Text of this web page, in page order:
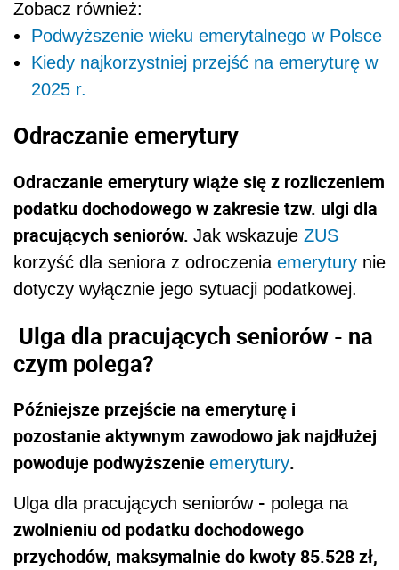
Zobacz również:
Podwyższenie wieku emerytalnego w Polsce
Kiedy najkorzystniej przejść na emeryturę w
2025 r.
Odraczanie emerytury
Odraczanie emerytury wiąże się z rozliczeniem
podatku dochodowego w zakresie tzw. ulgi dla
pracujących seniorów. Jak wskazuje ZUS
korzyść dla seniora z odroczenia emerytury nie
dotyczy wyłącznie jego sytuacji podatkowej.
Ulga dla pracujących seniorów - na
czym polega?
Późniejsze przejście na emeryturę i
pozostanie aktywnym zawodowo jak najdłużej
powoduje podwyższenie emerytury.
Ulga dla pracujących seniorów - polega na
zwolnieniu od podatku dochodowego
przychodów, maksymalnie do kwoty 85.528 zł,